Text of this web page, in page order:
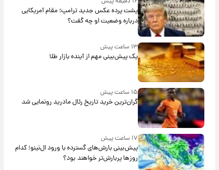
پشت پرده عکس جدید ترامپ؛ مقام آمریکایی
درباره وضعیت او چه گفت؟
۱۳ ساعت پیش
یک پیش‌بینی مهم از آینده بازار طلا
۱۵ ساعت پیش
گران‌ترین خرید تاریخ رئال مادرید رونمایی شد
۱۷ ساعت پیش
پیش‌بینی بارش‌های گسترده با ورود ال‌نینو؛ کدام
روزها پربارش‌تر خواهند بود؟